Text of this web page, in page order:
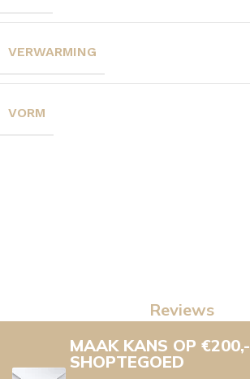
VERWARMING
VORM
Reviews
MAAK KANS OP €200,-
SHOPTEGOED